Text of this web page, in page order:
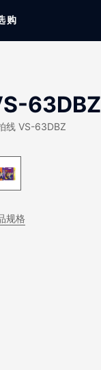
购
63DBZ
线 VS-63DBZ
规格